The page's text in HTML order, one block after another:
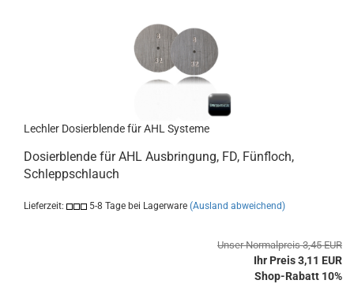
Lechler Dosierblende für AHL Systeme
Dosierblende für AHL Ausbringung, FD, Fünfloch,
Schleppschlauch
Lieferzeit: 5-8 Tage bei Lagerware (Ausland abweichend)
Unser Normalpreis 3,45 EUR
Ihr Preis 3,11 EUR
Shop-Rabatt 10%